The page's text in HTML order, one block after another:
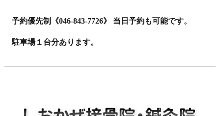
予約優先制《046-843-7726》 当日予約も可能です。
駐車場１台分あります。